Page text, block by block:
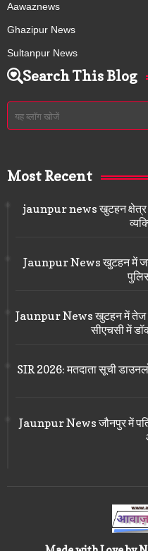
Aawaznews
Ghazipur News
Sultanpur News
Search This Blog
Most Recent
jaunpur news खुटहन क्षेत्र
Jaunpur News खुटहन में
Jaunpur News खुटहन में तेज
सीएचसी में
SIR 2026: मतदाता सूची
Jaunpur News जौनपुर में पति